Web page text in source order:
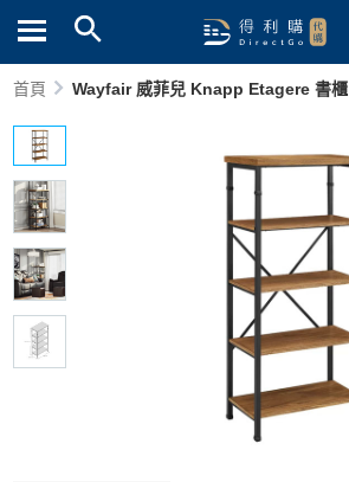
首頁 Wayfair 威菲兒 Knapp Etagere 書櫃